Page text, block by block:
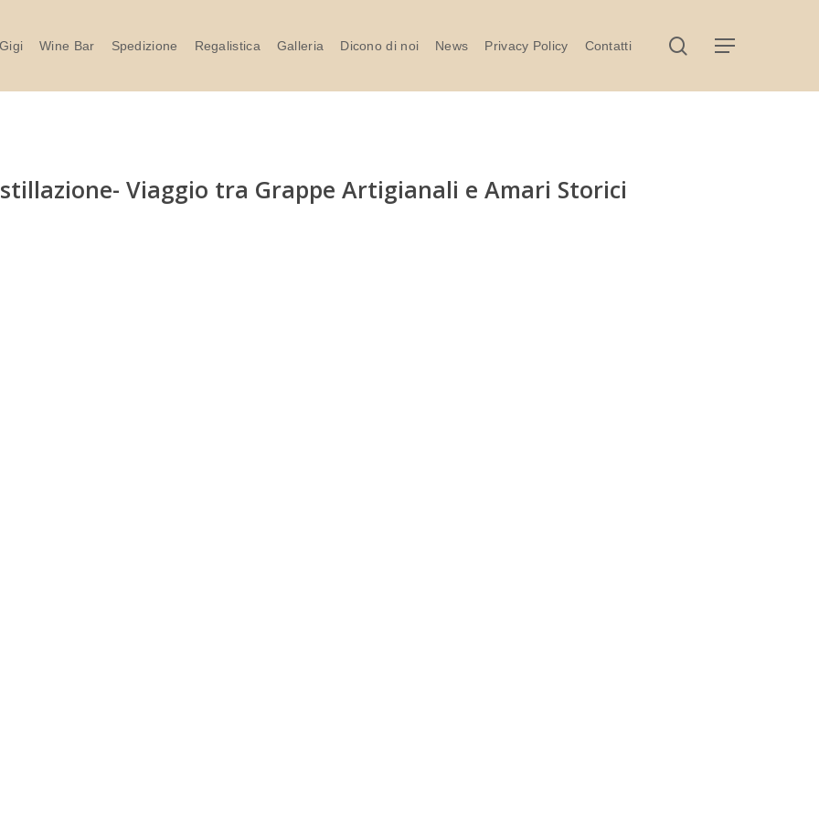
Wine Bar Spedizione Regalistica Galleria Dicono di noi News Privacy Policy Contatti search
Menu
Viaggio tra Grappe Artigianali e Amari Storici